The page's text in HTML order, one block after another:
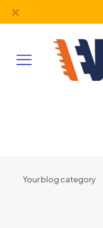
✕
Your blog category